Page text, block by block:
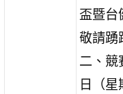
盃暨台
敬請踴
二、競
日（